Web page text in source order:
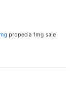
propecia 1mg sale